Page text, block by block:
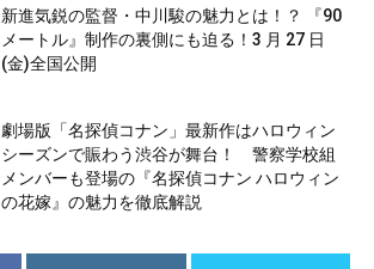
新進気鋭の監督・中川駿の魅力とは！？ 『90
メートル』制作の裏側にも迫る！3 月 27 日
(金)全国公開
劇場版「名探偵コナン」最新作はハロウィン
シーズンで賑わう渋谷が舞台！ 警察学校組
メンバーも登場の『名探偵コナン ハロウィン
の花嫁』の魅力を徹底解説